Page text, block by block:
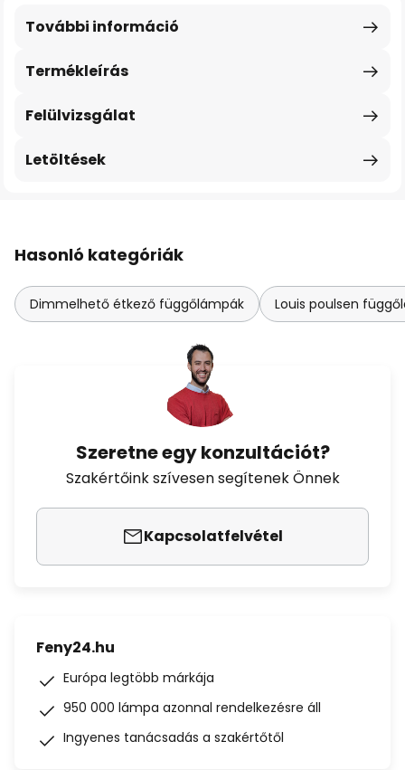
Termékleírás
További információ
Felülvizsgálat
Letöltések
Hasonló kategóriák
Dimmelhető étkező függőlámpák Louis poulsen
Szeretne egy konzultációt?
Szakértőink szívesen segítenek Önnek
Kapcsolatfelvétel
Feny24.hu
Európa legtöbb márkája
950 000 lámpa azonnal rendelkezésre áll
Ingyenes tanácsadás a szakértőtől